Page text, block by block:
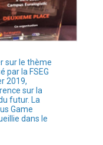
sur le thème
par la FSEG
2019,
sur la
futur. La
Game
dans le